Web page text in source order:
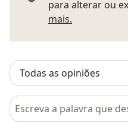
para alterar ou
mais.
Pesquisar em opiniões